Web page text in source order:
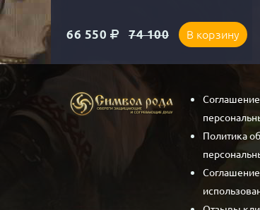
66 550 74 100 В корзину
Политика